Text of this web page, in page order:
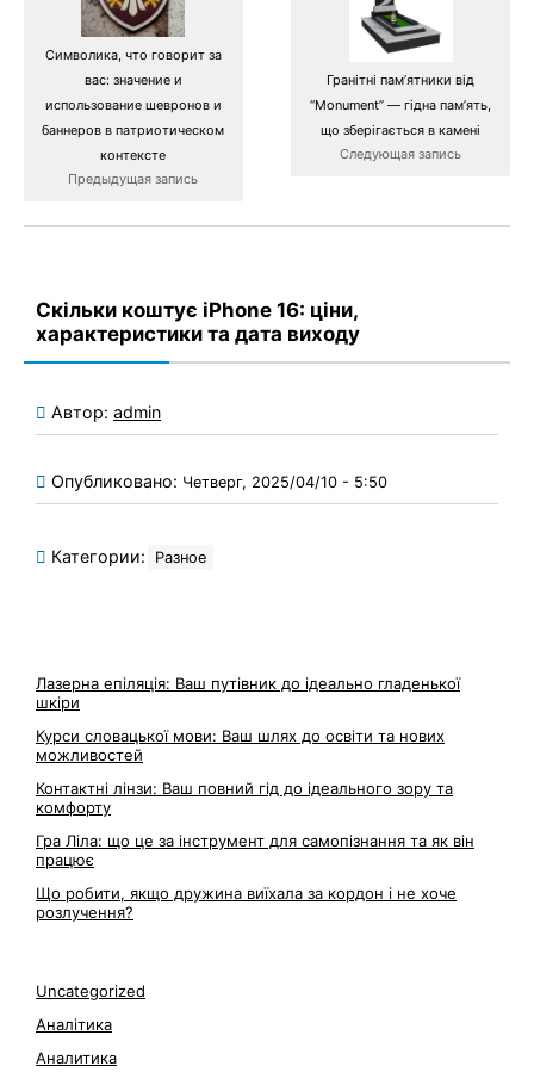
Символика, что говорит за
вас: значение и
использование шевронов и
баннеров в патриотическом
контексте
Предыдущая запись
Гранітні пам’ятники від
“Monument” — гідна пам’ять,
що зберігається в камені
Следующая запись
Скільки коштує iPhone 16: ціни,
характеристики та дата виходу
Автор: admin
Опубликовано: Четверг, 2025/04/10 - 5:50
Категории: Разное
Лазерна епіляція: Ваш путівник до ідеально гладенької
шкіри
Курси словацької мови: Ваш шлях до освіти та нових
можливостей
Контактні лінзи: Ваш повний гід до ідеального зору та
комфорту
Гра Ліла: що це за інструмент для самопізнання та як він
працює
Що робити, якщо дружина виїхала за кордон і не хоче
розлучення?
Uncategorized
Аналітика
Аналитика